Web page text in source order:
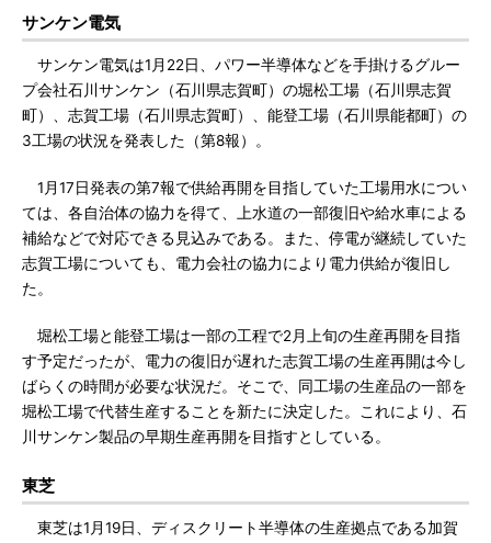
サンケン電気
サンケン電気は1月22日、パワー半導体などを手掛けるグルー
プ会社石川サンケン（石川県志賀町）の堀松工場（石川県志賀
町）、志賀工場（石川県志賀町）、能登工場（石川県能都町）の
3工場の状況を発表した（第8報）。
1月17日発表の第7報で供給再開を目指していた工場用水につい
ては、各自治体の協力を得て、上水道の一部復旧や給水車による
補給などで対応できる見込みである。また、停電が継続していた
志賀工場についても、電力会社の協力により電力供給が復旧し
た。
堀松工場と能登工場は一部の工程で2月上旬の生産再開を目指
す予定だったが、電力の復旧が遅れた志賀工場の生産再開は今し
ばらくの時間が必要な状況だ。そこで、同工場の生産品の一部を
堀松工場で代替生産することを新たに決定した。これにより、石
川サンケン製品の早期生産再開を目指すとしている。
東芝
東芝は1月19日、ディスクリート半導体の生産拠点である加賀